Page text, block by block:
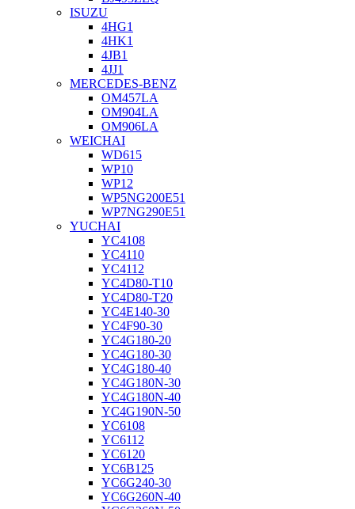
ISUZU
4HG1
4HK1
4JB1
4JJ1
MERCEDES-BENZ
OM457LA
OM904LA
OM906LA
WEICHAI
WD615
WP10
WP12
WP5NG200E51
WP7NG290E51
YUCHAI
YC4108
YC4110
YC4112
YC4D80-T10
YC4D80-T20
YC4E140-30
YC4F90-30
YC4G180-20
YC4G180-30
YC4G180-40
YC4G180N-30
YC4G180N-40
YC4G190N-50
YC6108
YC6112
YC6120
YC6B125
YC6G240-30
YC6G260N-40